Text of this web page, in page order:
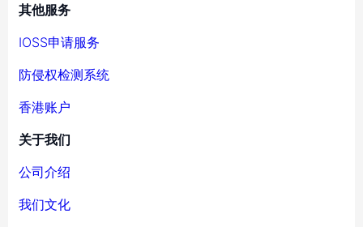
其他服务
IOSS申请服务
防侵权检测系统
香港账户
关于我们
公司介绍
我们文化